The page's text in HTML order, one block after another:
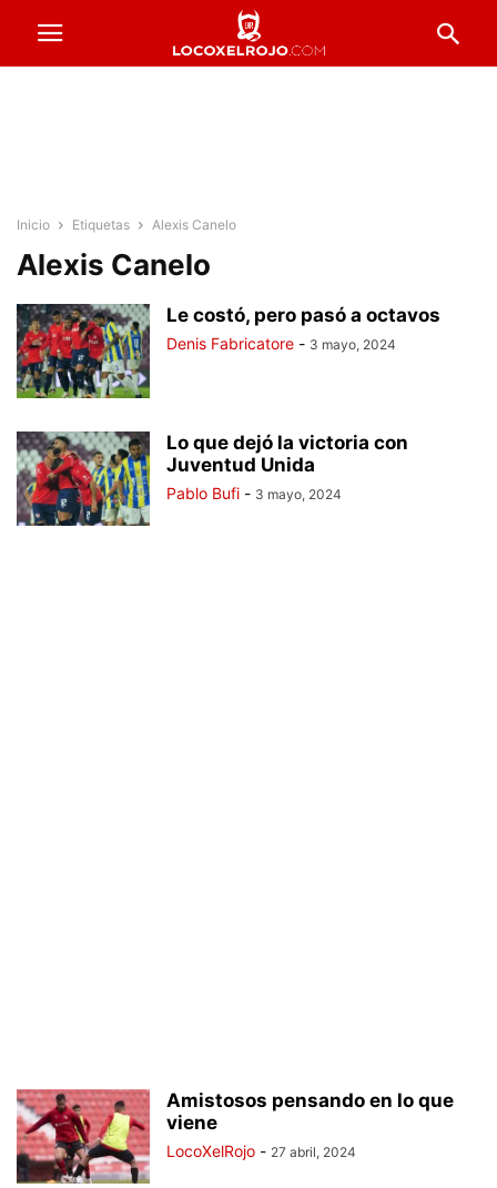
Inicio Etiquetas Alexis Canelo
Alexis Canelo
Le costó, pero pasó a octavos
Denis Fabricatore - 3 mayo, 2024
Lo que dejó la victoria con
Juventud Unida
Pablo Bufi - 3 mayo, 2024
Amistosos pensando en lo que
viene
LocoXelRojo - 27 abril, 2024